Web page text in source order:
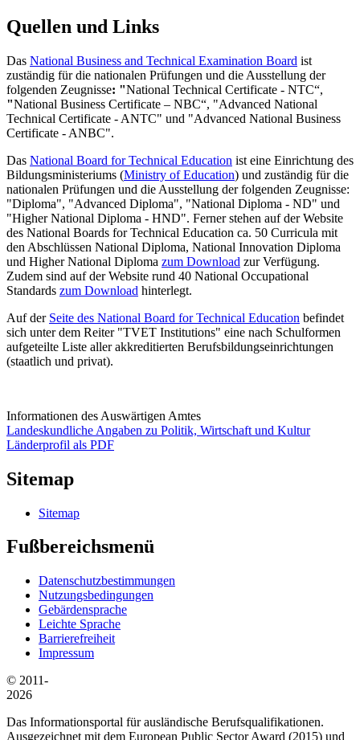
Quellen und Links
Das National Business and Technical Examination Board ist
zuständig für die nationalen Prüfungen und die Ausstellung der
folgenden Zeugnisse: "National Technical Certificate - NTC“,
"National Business Certificate – NBC“, "Advanced National
Technical Certificate - ANTC" und "Advanced National Business
Certificate - ANBC".
Das National Board for Technical Education ist eine Einrichtung des
Bildungsministeriums (Ministry of Education) und zuständig für die
nationalen Prüfungen und die Ausstellung der folgenden Zeugnisse:
"Diploma", "Advanced Diploma", "National Diploma - ND" und
"Higher National Diploma - HND". Ferner stehen auf der Website
des National Boards for Technical Education ca. 50 Curricula mit
den Abschlüssen National Diploma, National Innovation Diploma
und Higher National Diploma zum Download zur Verfügung.
Zudem sind auf der Website rund 40 National Occupational
Standards zum Download hinterlegt.
Auf der Seite des National Board for Technical Education befindet
sich unter dem Reiter "TVET Institutions" eine nach Schulformen
aufgeteilte Liste aller akkreditierten Berufsbildungseinrichtungen
(staatlich und privat).
Informationen des Auswärtigen Amtes
Landeskundliche Angaben zu Politik, Wirtschaft und Kultur
Länderprofil als PDF
Sitemap
Sitemap
Fußbereichsmenü
Datenschutzbestimmungen
Nutzungsbedingungen
Gebärdensprache
Leichte Sprache
Barrierefreiheit
Impressum
© 2011-
2026
Das Informationsportal für ausländische Berufsqualifikationen.
Ausgezeichnet mit dem European Public Sector Award (2015) und